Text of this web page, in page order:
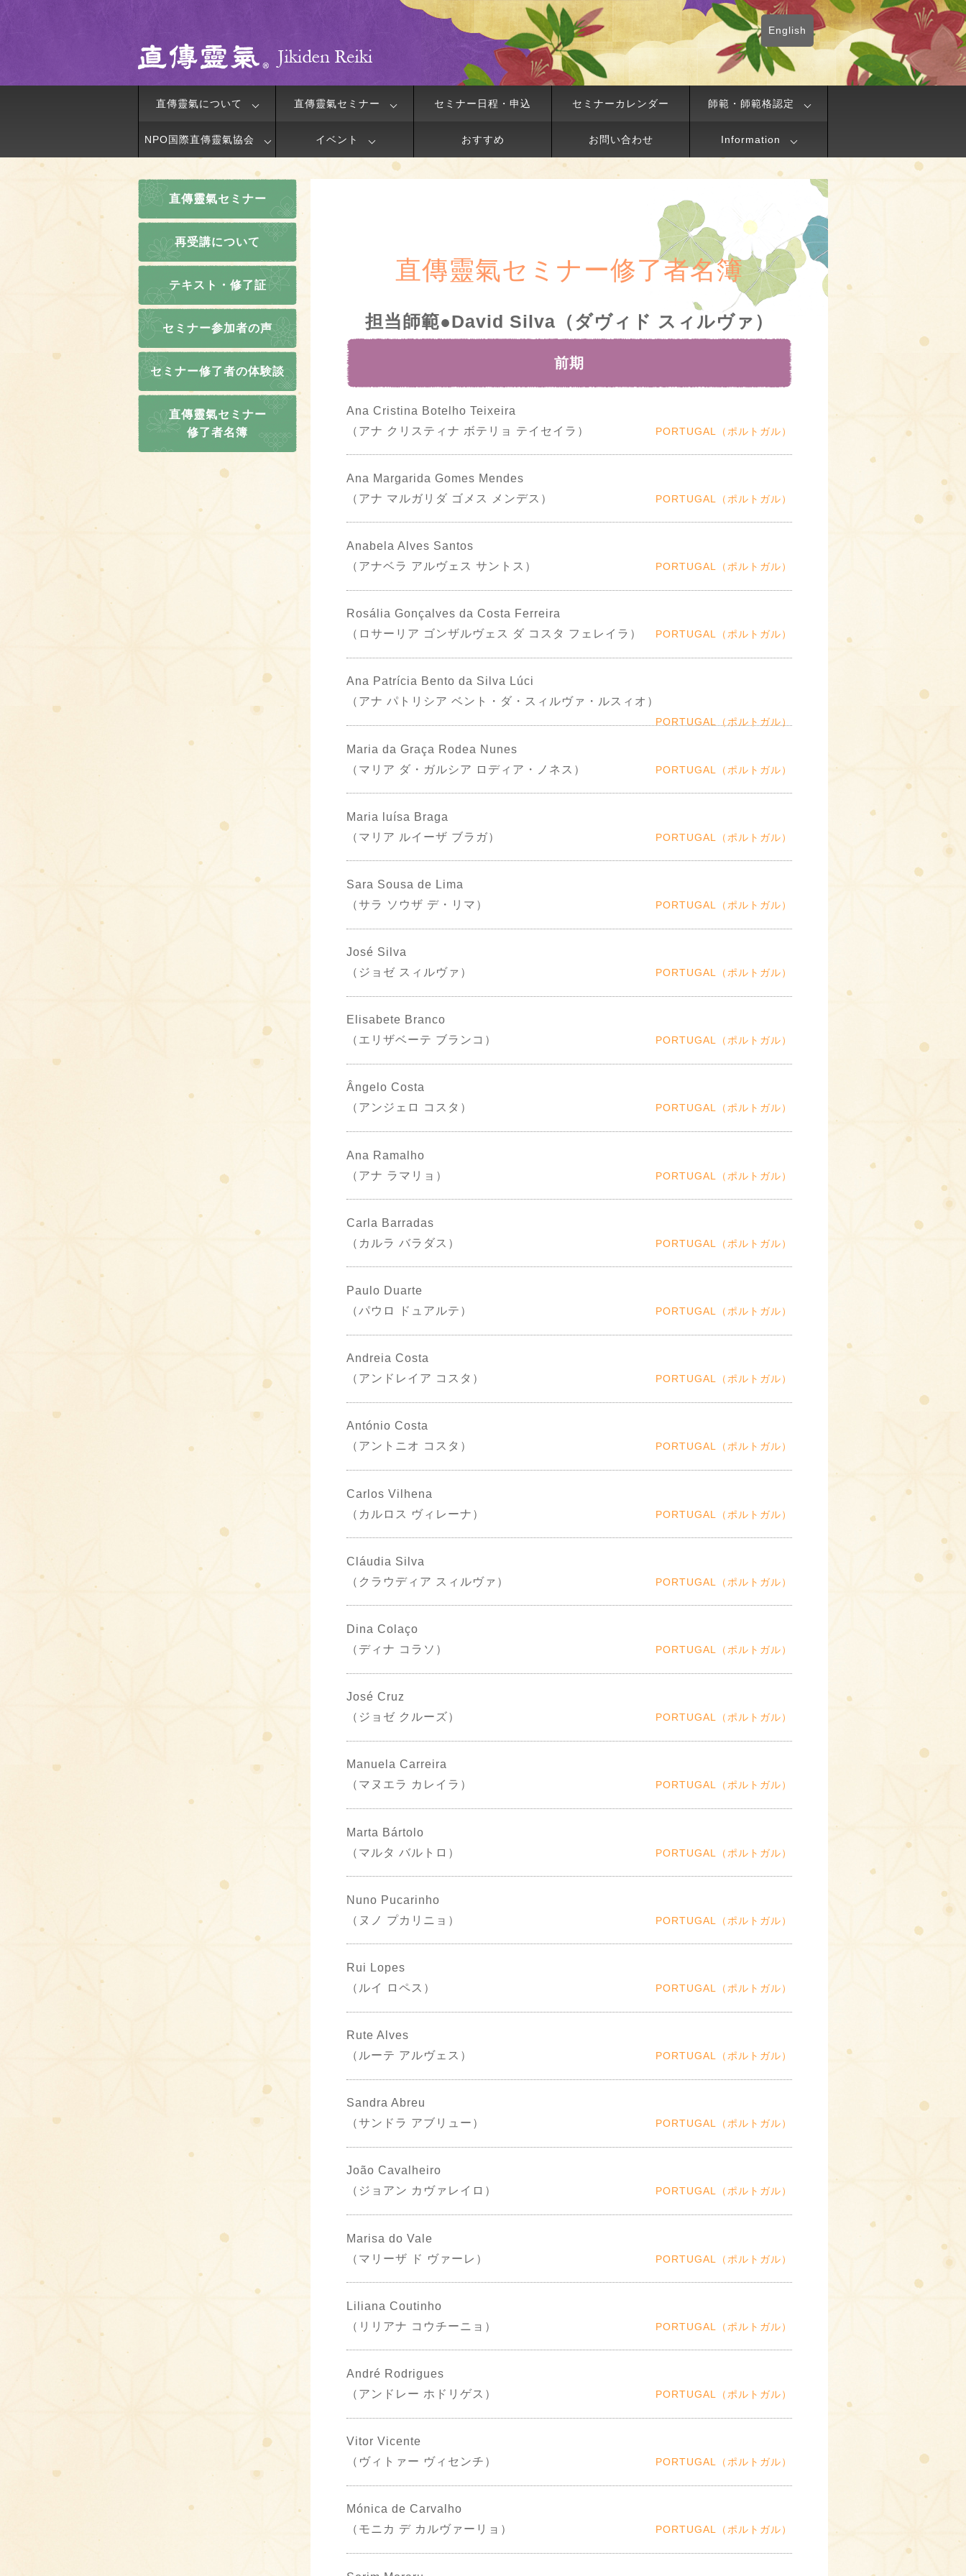
English
直傳靈氣について 直傳靈氣セミナー セミナー日程・申込 セミナーカレンダー 師範・師範格認定
NPO国際直傳靈氣協会 イベント おすすめ お問い合わせ Information
直傳靈氣セミナー
再受講について
テキスト・修了証
セミナー参加者の声
セミナー修了者の体験談
直傳靈氣セミナー
修了者名簿
直傳靈氣セミナー修了者名簿
担当師範●David Silva（ダヴィド スィルヴァ）
前期
Ana Cristina Botelho Teixeira
（アナ クリスティナ ボテリョ テイセイラ）
PORTUGAL（ポルトガル）
Ana Margarida Gomes Mendes
（アナ マルガリダ ゴメス メンデス）
PORTUGAL（ポルトガル）
Anabela Alves Santos
（アナベラ アルヴェス サントス）
PORTUGAL（ポルトガル）
Rosália Gonçalves da Costa Ferreira
（ロサーリア ゴンザルヴェス ダ コスタ フェレイラ）
PORTUGAL（ポルトガル）
Ana Patrícia Bento da Silva Lúci
（アナ パトリシア ベント・ダ・スィルヴァ・ルスィオ）
PORTUGAL（ポルトガル）
Maria da Graça Rodea Nunes
（マリア ダ・ガルシア ロディア・ノネス）
PORTUGAL（ポルトガル）
Maria luísa Braga
（マリア ルイーザ ブラガ）
PORTUGAL（ポルトガル）
Sara Sousa de Lima
（サラ ソウザ デ・リマ）
PORTUGAL（ポルトガル）
José Silva
（ジョゼ スィルヴァ）
PORTUGAL（ポルトガル）
Elisabete Branco
（エリザベーテ ブランコ）
PORTUGAL（ポルトガル）
Ângelo Costa
（アンジェロ コスタ）
PORTUGAL（ポルトガル）
Ana Ramalho
（アナ ラマリョ）
PORTUGAL（ポルトガル）
Carla Barradas
（カルラ バラダス）
PORTUGAL（ポルトガル）
Paulo Duarte
（パウロ ドュアルテ）
PORTUGAL（ポルトガル）
Andreia Costa
（アンドレイア コスタ）
PORTUGAL（ポルトガル）
António Costa
（アントニオ コスタ）
PORTUGAL（ポルトガル）
Carlos Vilhena
（カルロス ヴィレーナ）
PORTUGAL（ポルトガル）
Cláudia Silva
（クラウディア スィルヴァ）
PORTUGAL（ポルトガル）
Dina Colaço
（ディナ コラソ）
PORTUGAL（ポルトガル）
José Cruz
（ジョゼ クルーズ）
PORTUGAL（ポルトガル）
Manuela Carreira
（マヌエラ カレイラ）
PORTUGAL（ポルトガル）
Marta Bártolo
（マルタ バルトロ）
PORTUGAL（ポルトガル）
Nuno Pucarinho
（ヌノ プカリニョ）
PORTUGAL（ポルトガル）
Rui Lopes
（ルイ ロペス）
PORTUGAL（ポルトガル）
Rute Alves
（ルーテ アルヴェス）
PORTUGAL（ポルトガル）
Sandra Abreu
（サンドラ アブリュー）
PORTUGAL（ポルトガル）
João Cavalheiro
（ジョアン カヴァレイロ）
PORTUGAL（ポルトガル）
Marisa do Vale
（マリーザ ド ヴァーレ）
PORTUGAL（ポルトガル）
Liliana Coutinho
（リリアナ コウチーニョ）
PORTUGAL（ポルトガル）
André Rodrigues
（アンドレー ホドリゲス）
PORTUGAL（ポルトガル）
Vitor Vicente
（ヴィトァー ヴィセンチ）
PORTUGAL（ポルトガル）
Mónica de Carvalho
（モニカ デ カルヴァーリョ）
PORTUGAL（ポルトガル）